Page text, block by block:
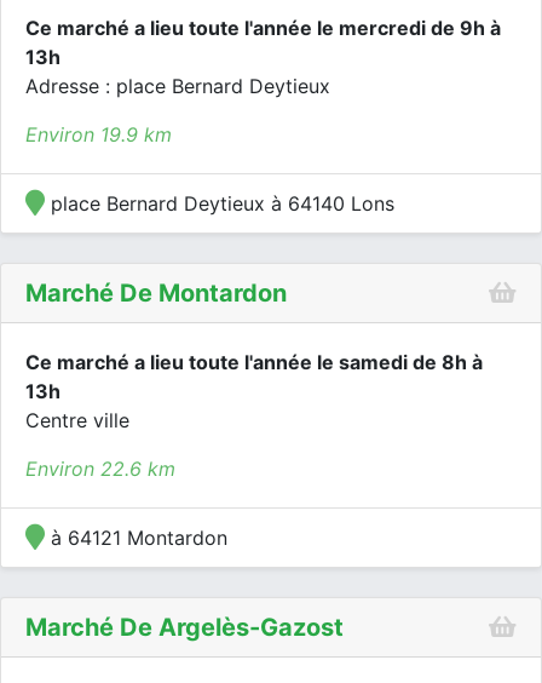
Ce marché a lieu toute l'année le mercredi de 9h à
13h
Adresse : place Bernard Deytieux
Environ 19.9 km
place Bernard Deytieux à 64140 Lons
Marché De Montardon
Ce marché a lieu toute l'année le samedi de 8h à
13h
Centre ville
Environ 22.6 km
à 64121 Montardon
Marché De Argelès-Gazost